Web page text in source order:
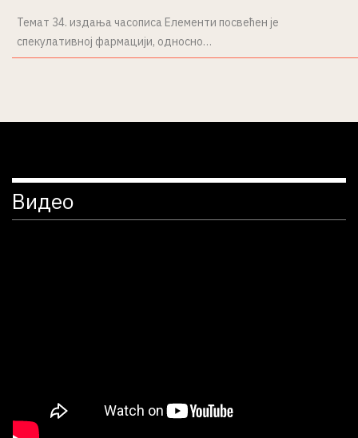
Темат 34. издања часописа Елементи посвећен је
спекулативној фармацији, односно…
Видео